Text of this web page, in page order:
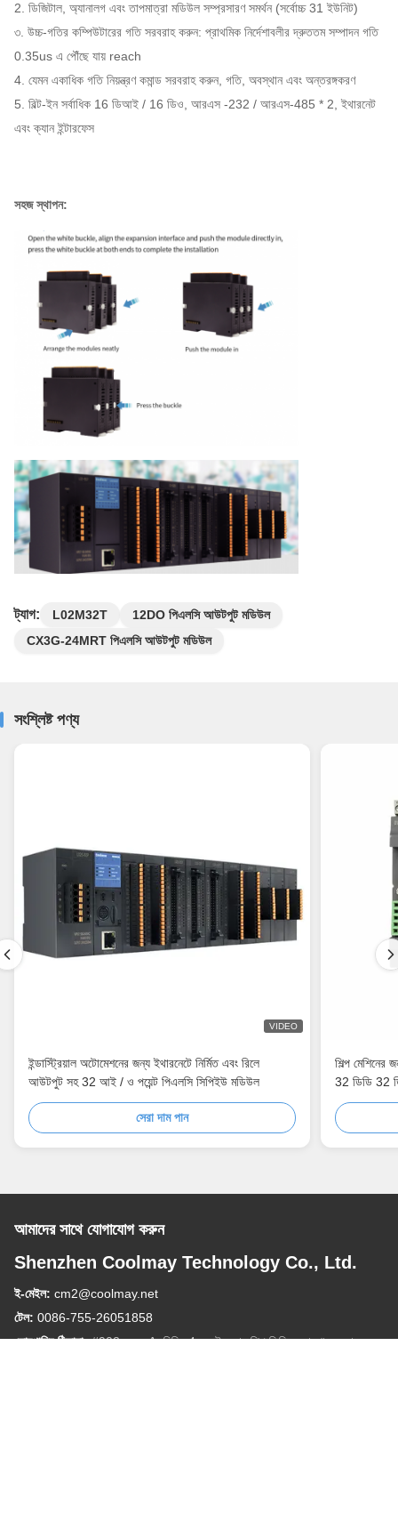
2. ডিজিটাল, অ্যানালগ এবং তাপমাত্রা মডিউল সম্প্রসারণ সমর্থন (সর্বোচ্চ 31 ইউনিট)
৩. উচ্চ-গতির কম্পিউটারের গতি সরবরাহ করুন: প্রাথমিক নির্দেশাবলীর দ্রুততম সম্পাদন গতি
0.35us এ পৌঁছে যায় reach
4. যেমন একাধিক গতি নিয়ন্ত্রণ কমান্ড সরবরাহ করুন, গতি, অবস্থান এবং অন্তরঙ্গকরণ
5. বিল্ট-ইন সর্বাধিক 16 ডিআই / 16 ডিও, আরএস -232 / আরএস-485 * 2, ইথারনেট
এবং ক্যান ইন্টারফেস
সহজ স্থাপন:
ট্যাগ: L02M32T
12DO পিএলসি আউটপুট মডিউল
CX3G-24MRT পিএলসি আউটপুট মডিউল
সংশ্লিষ্ট পণ্য
VIDEO
ইন্ডাস্ট্রিয়াল অটোমেশনের জন্য ইথারনেটে নির্মিত এবং রিলে
আউটপুট সহ 32 আই / ও পয়েন্ট পিএলসি সিপিইউ মডিউল
সেরা দাম পান
শিল্প মেশিনের
32 ডিডি 32
আমাদের সাথে যোগাযোগ করুন
Shenzhen Coolmay Technology Co., Ltd.
ই-মেইল: cm2@coolmay.net
টেল: 0086-755-26051858
কোম্পানির ঠিকানা:#902, ব্লক A, বিল্ডিং 4, সফটওয়্যার শিল্প ভিত্তি, নানশান জেলা,